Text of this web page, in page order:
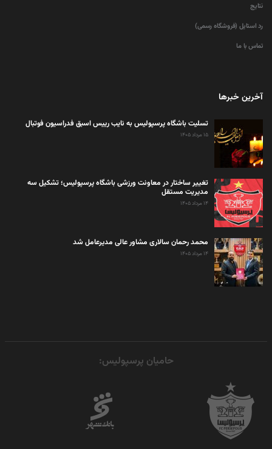
نتایج
رد استایل (فروشگاه رسمی)
تماس با ما
آخرین خبرها
تسلیت باشگاه پرسپولیس به نایب رییس اسبق فدراسیون فوتبال
۱۵ مرداد ۱۴۰۵
تغییر ساختار در معاونت ورزشی باشگاه پرسپولیس؛ تشکیل سه
مدیریت مستقل
۱۴ مرداد ۱۴۰۵
محمد رحمان سالاری مشاور عالی مدیرعامل شد
۱۴ مرداد ۱۴۰۵
حامیان پرسپولیس: